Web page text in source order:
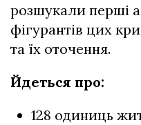
розшукали перші
фігурантів цих
та їх оточення.
Йдеться про:
128 одиниць